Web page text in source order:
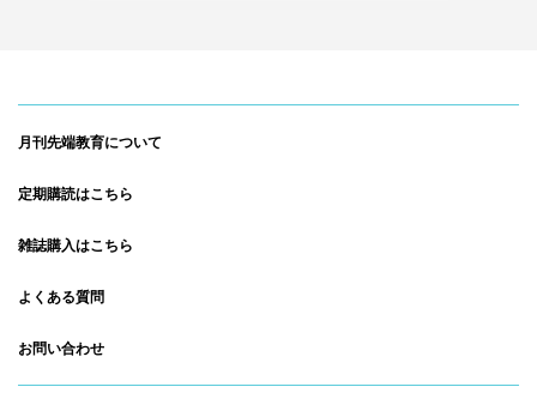
月刊先端教育について
定期購読はこちら
雑誌購入はこちら
よくある質問
お問い合わせ